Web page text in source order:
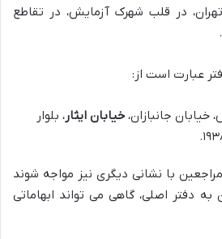
در تهران، در قلب شهرک آزمایش، در تقاطع
عبارت است از:
خیابان جانبازان، خیابان ایثار، بلوار
با نشانی دیگری نیز مواجه شوند
دفتر اصلی، گاهی می تواند ابهاماتی